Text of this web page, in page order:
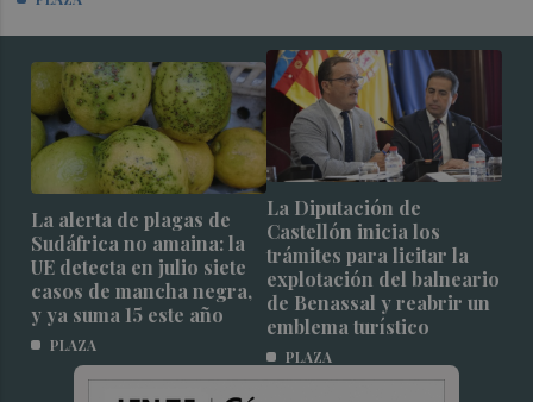
La alerta de plagas de
Sudáfrica no amaina: la
UE detecta en julio siete
casos de mancha negra,
y ya suma 15 este año
PLAZA
La Diputación de
Castellón inicia los
trámites para licitar la
explotación del balneario
de Benassal y reabrir un
emblema turístico
PLAZA